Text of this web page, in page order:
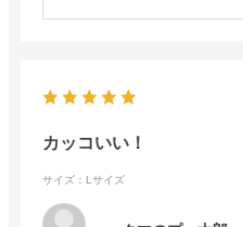
カッコいい！
サイズ：Lサイズ